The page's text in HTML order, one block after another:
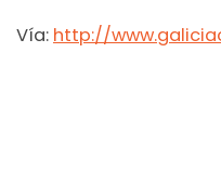
Vía: http://